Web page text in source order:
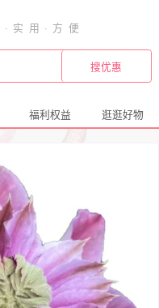
福利权益 逛逛好物